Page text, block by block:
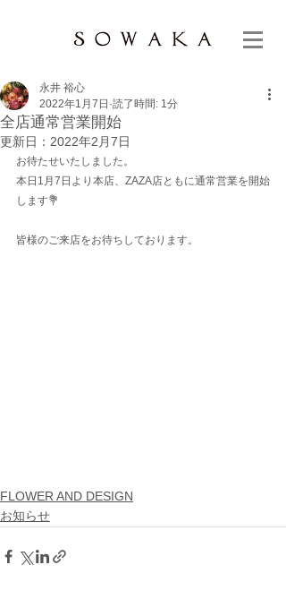
全店通常営業開始
永井 裕心
2022年1月7日 読了時間: 1分
更新日： 2022年2月7日
お待たせいたしました。
本日1月7日より本店、ZAZA店ともに通常営業を開始
します💐
皆様のご来店をお待ちしております。
FLOWER AND DESIGN
お知らせ